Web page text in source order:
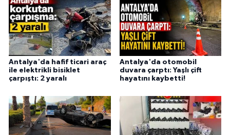
Antalya'da hafif ticari araç
ile elektrikli bisiklet
çarpıştı: 2 yaralı
Antalya'da otomobil
duvara çarptı: Yaşlı çift
hayatını kaybetti!